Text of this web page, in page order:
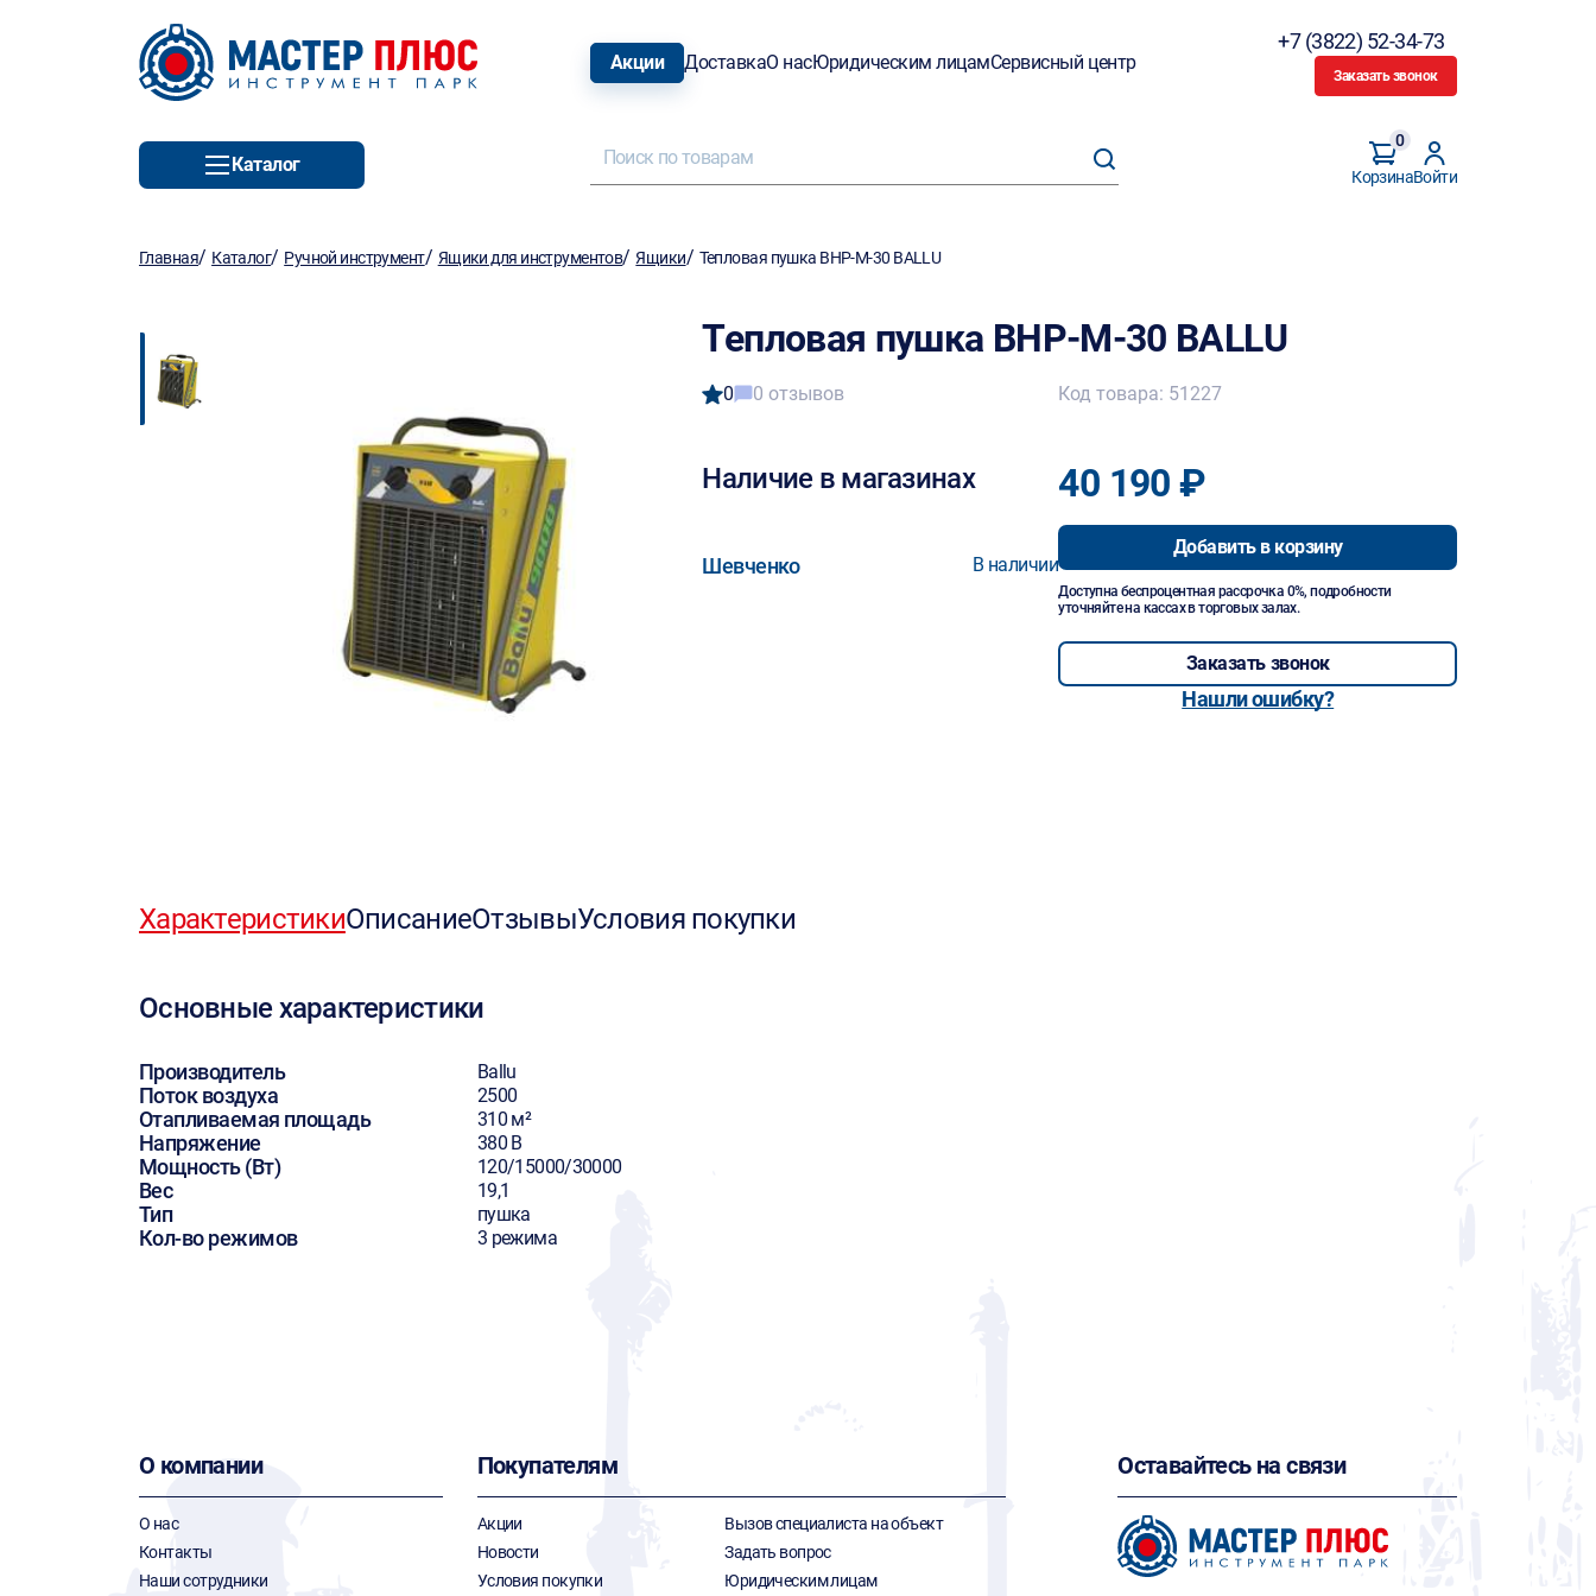
Акции ДоставкаО насЮридическим лицамСервисный центр
+7 (3822) 52-34-73
Заказать звонок
Каталог
Корзина
0
Войти
Главная/ Каталог/ Ручной инструмент/ Ящики для инструментов/Ящики/ Тепловая пушка BHP-M-30 BALLU
Тепловая пушка BHP-M-30 BALLU
0 0 отзывов
Наличие в магазинах
Шевченко В наличии
Код товара: 51227
40 190 ₽
Добавить в корзину
Доступна беспроцентная рассрочка 0%, подробности
уточняйте на кассах в торговых залах.
Заказать звонок
Нашли ошибку?
ХарактеристикиОписаниеОтзывыУсловия покупки
Основные характеристики
Производитель Ballu
Поток воздуха 2500
Отапливаемая площадь 310 м²
Напряжение 380 В
Мощность (Вт) 120/15000/30000
Вес 19,1
Тип пушка
Кол-во режимов 3 режима
О компании
О нас
Контакты
Наши сотрудники
Покупателям
Акции
Новости
Условия покупки
Вызов специалиста на объект
Задать вопрос
Юридическим лицам
Оставайтесь на связи